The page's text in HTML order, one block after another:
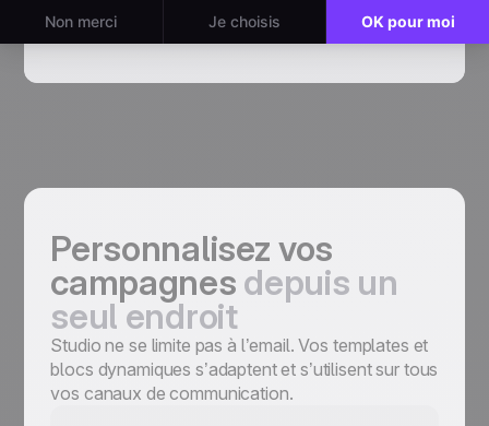
Personnalisez vos
campagnes depuis un
seul endroit
Studio ne se limite pas à l’email. Vos templates et
blocs dynamiques s’adaptent et s’utilisent sur tous
vos canaux de communication.